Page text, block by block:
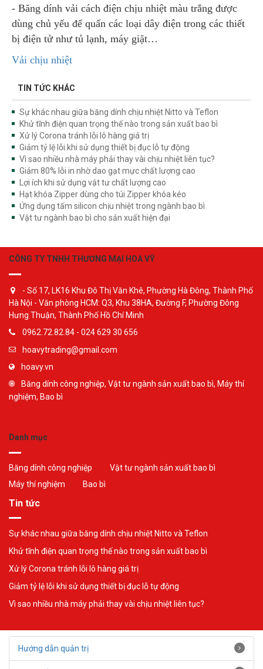
- Băng dính vải cách điện chịu nhiệt màu trắng được
dùng chủ yếu để quấn các loại dây điện trong các thiết
bị điện tử như tủ lạnh, máy giặt…
Vải chịu nhiệt
TIN TỨC KHÁC
Sự khác nhau giữa băng dính chịu nhiệt Nitto và Teflon
Khử tĩnh điện quan trọng thế nào trong sản xuất bao bì
Xử lý Corona tránh lỗi lô hàng giá trị
Giảm tỷ lệ lỗi khi sử dụng thiết bị đục lỗ tự động
Vì sao nhiều nhà máy phải thay vài chịu nhiệt liên tục?
Giảm 80% lỗi in nhờ dao gạt mực chất lượng cao
Lợi ích khi sử dụng vật tư chất lượng cao
Hạt khóa Zipper dùng cho túi Zipper khóa kéo
Ứng dụng tấm silicon chịu nhiệt trong ngành bao bì
Vật tư ngành bao bì cho sản xuất hiện đại
CÔNG TY TNHH THƯƠNG MẠI HOA VỸ
- Số 17, LK16 Khu Đô Thị Văn Khê, Phường Hà Đông, Thành Phố
Hà Nội - Văn phòng HCM: Q3, Khu 38HA, Đường F, Phường Đông
Hưng Thuận, Thành Phố Hồ Chí Minh
0962.72.82.84 - 024 629 30 656
hoavytrading@gmail.com
hoavy.vn
Băng dính công nghiệp, Vật tư ngành sản xuất bao bì, Máy thí
nghiệm, Bao bì
Danh mục
Băng dính công nghiệp
Vật tư ngành sản xuất bao bì
Máy thí nghiệm
Bao bì
Tin tức
Sự khác nhau giữa băng dính chịu nhiệt Nitto và Teflon
Khử tĩnh điện quan trọng thế nào trong sản xuất bao bì
Xử lý Corona tránh lỗi lô hàng giá trị
Giảm tỷ lệ lỗi khi sử dụng thiết bị đục lỗ tự động
Vì sao nhiều nhà máy phải thay vài chịu nhiệt liên tục?
Hướng dẫn quản trị